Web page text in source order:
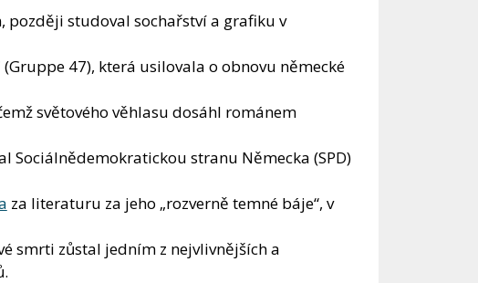
později studoval sochařství a grafiku v
47), která usilovala o obnovu německé
světového věhlasu dosáhl románem
stranu Německa (SPD)
za literaturu za jeho „rozverně temné báje“, v
smrti zůstal jedním z nejvlivnějších a